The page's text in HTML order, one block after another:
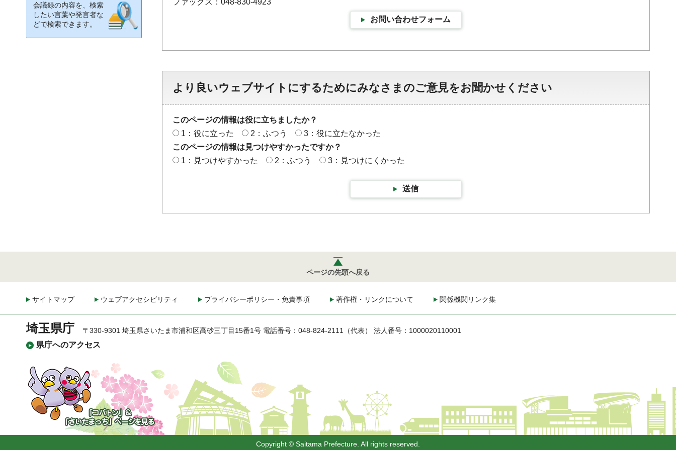
会議録の内容を、検索
したい言葉や発言者な
どで検索できます。
お問い合わせフォーム
より良いウェブサイトにするためにみなさまのご意見をお聞かせください
このページの情報は役に立ちましたか？
1：役に立った
2：ふつう
3：役に立たなかった
このページの情報は見つけやすかったですか？
1：見つけやすかった
2：ふつう 3：見つけにくかった
送信
ページの先頭へ戻る
サイトマップ ウェブアクセシビリティ プライバシーポリシー・免責事項 著作権・リンクについて 関係機関リンク集
埼玉県庁
県庁へのアクセス
〒330-9301 埼玉県さいたま市浦和区高砂三丁目15番1号 電話番号：048-824-2111（代表） 法人番号：1000020110001
「コバトン」&「さいた
まっち」
Copyright © Saitama Prefecture. All rights reserved.